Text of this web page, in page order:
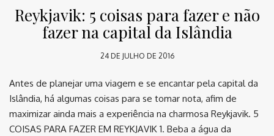
Reykjavik: 5 coisas para fazer e não
fazer na capital da Islândia
24 DE JULHO DE 2016
Antes de planejar uma viagem e se encantar pela capital da
Islândia, há algumas coisas para se tomar nota, afim de
maximizar ainda mais a experiência na charmosa Reykjavik. 5
COISAS PARA FAZER EM REYKJAVIK 1. Beba a água da